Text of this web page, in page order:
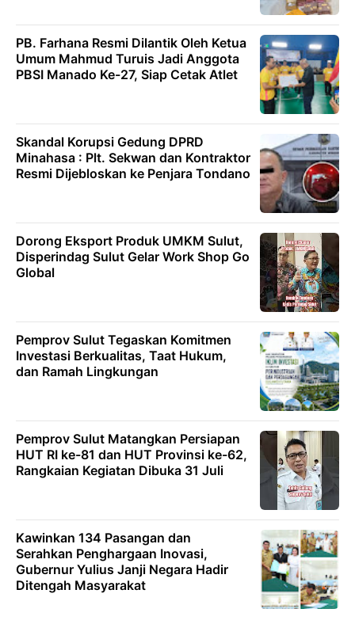
PB. Farhana Resmi Dilantik Oleh Ketua
Umum Mahmud Turuis Jadi Anggota
PBSI Manado Ke-27, Siap Cetak Atlet
Skandal Korupsi Gedung DPRD
Minahasa : Plt. Sekwan dan Kontraktor
Resmi Dijebloskan ke Penjara Tondano
Dorong Eksport Produk UMKM Sulut,
Disperindag Sulut Gelar Work Shop Go
Global
Pemprov Sulut Tegaskan Komitmen
Investasi Berkualitas, Taat Hukum,
dan Ramah Lingkungan
Pemprov Sulut Matangkan Persiapan
HUT RI ke-81 dan HUT Provinsi ke-62,
Rangkaian Kegiatan Dibuka 31 Juli
Kawinkan 134 Pasangan dan
Serahkan Penghargaan Inovasi,
Gubernur Yulius Janji Negara Hadir
Ditengah Masyarakat